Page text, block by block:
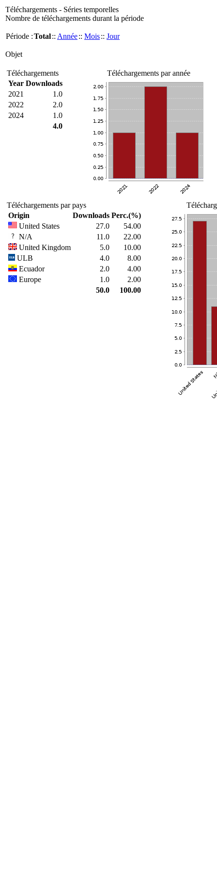
Téléchargements - Séries temporelles
Nombre de téléchargements durant la période
Période :Total:: Année:: Mois:: Jour
Objet
Téléchargements
Year Downloads
2021
1.0
2022
2.0
2024
1.0
4.0
Téléchargements par année
Téléchargements par pays
Origin
Downloads Perc.(%)
United States
27.0
54.00
N/A
11.0
22.00
United Kingdom
5.0
10.00
ULB
4.0
8.00
Ecuador
2.0
4.00
Europe
1.0
2.00
50.0
100.00